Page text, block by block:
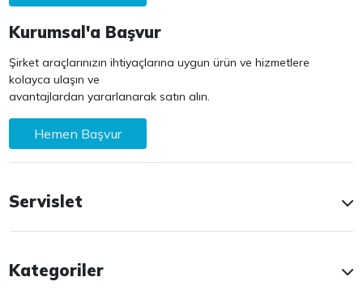
Kurumsal'a Başvur
Şirket araçlarınızın ihtiyaçlarına uygun ürün ve hizmetlere
kolayca ulaşın ve
avantajlardan yararlanarak satın alın.
Hemen Başvur
Servislet
Kategoriler